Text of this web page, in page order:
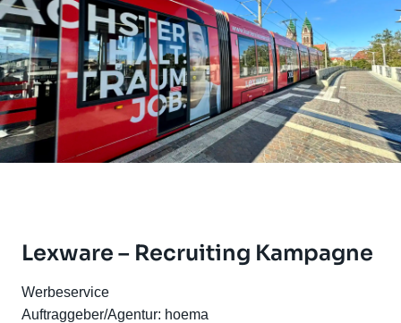
Lexware – Recruiting Kampagne
Werbeservice
Auftraggeber/Agentur: hoema